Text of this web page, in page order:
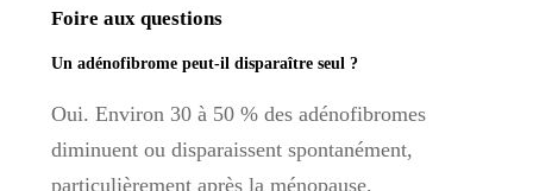
Foire aux questions
Un adénofibrome peut-il disparaître seul ?
Oui. Environ 30 à 50 % des adénofibromes
diminuent ou disparaissent spontanément,
particulièrement après la ménopause.